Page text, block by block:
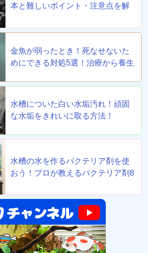
本と難しいポイント・注意点を解
金魚が弱ったとき！死なせないた
めにできる対処5選！治療から養生
水槽についた白い水垢汚れ！頑固
な水垢をきれいに取る方法！
水槽の水を作るバクテリア剤を使
おう！プロが教えるバクテリア剤8